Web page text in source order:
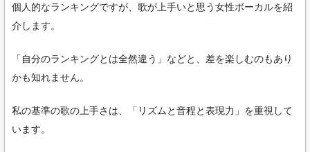
個人的なランキングですが、歌が上手いと思う女性ボーカルを紹
介します。
「自分のランキングとは全然違う」などと、差を楽しむのもあり
かも知れません。
私の基準の歌の上手さは、「リズムと音程と表現力」を重視して
います。